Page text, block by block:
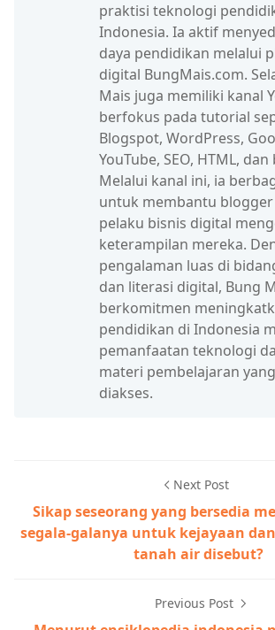
praktisi teknologi
Indonesia. Ia aktif
daya pendidikan melalui
digital BungMais.com.
Mais juga memiliki kanal
berfokus pada tutorial
Blogspot, WordPress,
YouTube, SEO, HTML,
Melalui kanal ini, ia
untuk membantu
pelaku bisnis digital
keterampilan mereka.
pengalaman luas di
dan literasi digital, Bung
berkomitmen
pendidikan di Indonesia
pemanfaatan teknologi
materi pembelajaran
diakses.
Next Post
Sikap seseorang yang bersedia
segala-galanya untuk kejayaan
tanah air disebut?
Previous Post